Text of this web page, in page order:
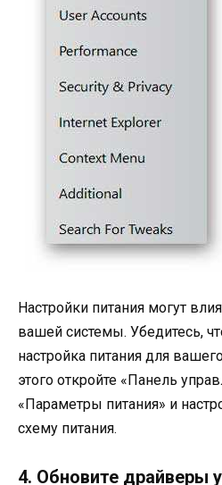
Настройки питания могут
вашей системы. Убедитесь,
настройка питания для
этого откройте «Панель
«Параметры питания» и
схему питания.
4. Обновите драйверы